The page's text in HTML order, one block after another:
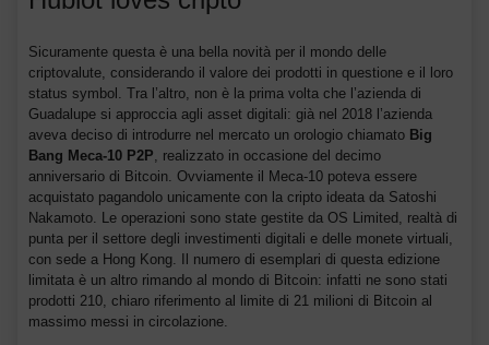
Sicuramente questa è una bella novità per il mondo delle
criptovalute, considerando il valore dei prodotti in questione e il loro
status symbol. Tra l’altro, non è la prima volta che l’azienda di
Guadalupe si approccia agli asset digitali: già nel 2018 l’azienda
aveva deciso di introdurre nel mercato un orologio chiamato Big
Bang Meca-10 P2P, realizzato in occasione del decimo
anniversario di Bitcoin. Ovviamente il Meca-10 poteva essere
acquistato pagandolo unicamente con la cripto ideata da Satoshi
Nakamoto. Le operazioni sono state gestite da OS Limited, realtà di
punta per il settore degli investimenti digitali e delle monete virtuali,
con sede a Hong Kong. Il numero di esemplari di questa edizione
limitata è un altro rimando al mondo di Bitcoin: infatti ne sono stati
prodotti 210, chiaro riferimento al limite di 21 milioni di Bitcoin al
massimo messi in circolazione.